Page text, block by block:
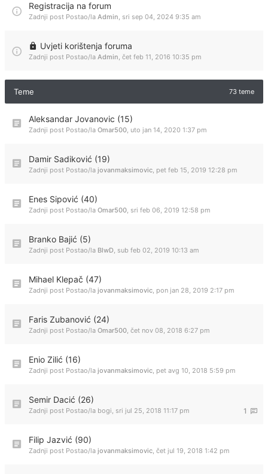
Registracija na forum
Zadnji post Postao/la Admin, sri sep 04, 2024 9:35 am
Uvjeti korištenja foruma
Zadnji post Postao/la Admin, čet feb 11, 2016 10:35 pm
Teme 73 teme
Aleksandar Jovanovic (15)
Zadnji post Postao/la Omar500, uto jan 14, 2020 1:37 pm
Damir Sadiković (19)
Zadnji post Postao/la jovanmaksimovic, pet feb 15, 2019 12:28 pm
Enes Sipović (40)
Zadnji post Postao/la Omar500, sri feb 06, 2019 12:58 pm
Branko Bajić (5)
Zadnji post Postao/la BlwD, sub feb 02, 2019 10:13 am
Mihael Klepač (47)
Zadnji post Postao/la jovanmaksimovic, pon jan 28, 2019 2:17 pm
Faris Zubanović (24)
Zadnji post Postao/la Omar500, čet nov 08, 2018 6:27 pm
Enio Zilić (16)
Zadnji post Postao/la jovanmaksimovic, pet avg 10, 2018 5:59 pm
Semir Dacić (26)
1
Zadnji post Postao/la bogi, sri jul 25, 2018 11:17 pm
Filip Jazvić (90)
Zadnji post Postao/la jovanmaksimovic, čet jul 19, 2018 1:42 pm